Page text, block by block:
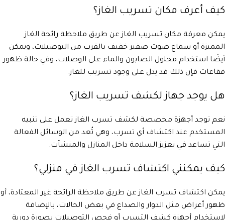
كيف أعرف مكان تسريب الغاز؟
يمكن معرفة مكان تسريب الغاز عن طريق ملاحظة رائحة الغاز
المميزة أو سماع صوت صفير خفيف بالقرب من التوصيلات، ويمكن
أيضًا استخدام محلول الصابون والماء على الوصلات، وفي حالة ظهور
فقاعات فإن ذلك قد يدل على وجود تسريب للغاز.
هل يوجد جهاز لكشف تسريب الغاز؟
نعم توجد أجهزة مخصصة لكشف تسرب الغاز تعمل على تنبيه
المستخدم عند اكتشاف أي تسرب، وهي تُعد من الوسائل الفعالة
التي تساعد في تعزيز السلامة داخل المنازل والمنشآت.
كيف يمكنني اكتشاف تسرب الغاز في منزلي؟
يمكن اكتشاف تسرب الغاز عن طريق ملاحظة الرائحة غير المعتادة، أو
ظهور أعراض مثل الدوار والصداع في بعض الحالات، بالإضافة
لاستخدام أجهزة كشف التسرب أو فحص التوصيلات بصورة دورية